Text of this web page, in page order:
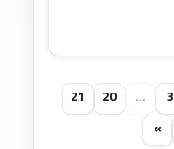
3
...
20
21
»